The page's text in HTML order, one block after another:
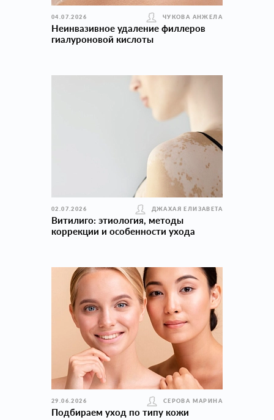
04.07.2026 ЧУКОВА АНЖЕЛА
Неинвазивное удаление филлеров
гиалуроновой кислоты
02.07.2026 ДЖАХАЯ ЕЛИЗАВЕТА
Витилиго: этиология, методы
коррекции и особенности ухода
29.06.2026 СЕРОВА МАРИНА
Подбираем уход по типу кожи